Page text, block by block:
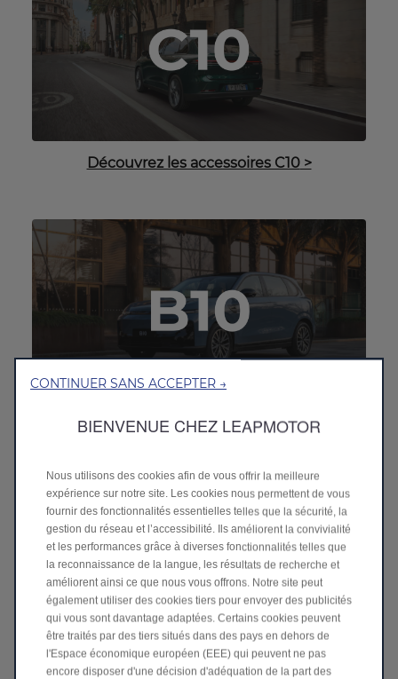
Découvrez les accessoires C10>
Découvrez les accessoires B10>
CONTINUER SANS ACCEPTER →
BIENVENUE CHEZ LEAPMOTOR
Nous utilisons des cookies afin de vous offrir la meilleure
expérience sur notre site. Les cookies nous permettent de vous
fournir des fonctionnalités essentielles telles que la sécurité, la
gestion du réseau et l’accessibilité. Ils améliorent la convivialité
et les performances grâce à diverses fonctionnalités telles que
la reconnaissance de la langue, les résultats de recherche et
améliorent ainsi ce que nous vous offrons. Notre site peut
également utiliser des cookies tiers pour envoyer des publicités
qui vous sont davantage adaptées. Certains cookies peuvent
être traités par des tiers situés dans des pays en dehors de
l'Espace économique européen (EEE) qui peuvent ne pas
encore disposer d'une décision d'adéquation de la part des